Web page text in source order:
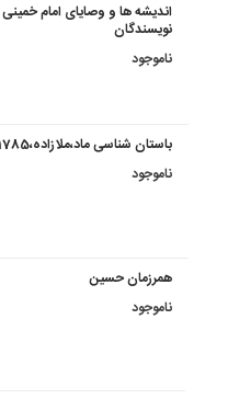
اندیشه ها و وصایای امام
نویسندگان
ناموجود
باستان شناسی ماد،ملازاده،1785
ناموجود
همرزمان حسین
ناموجود